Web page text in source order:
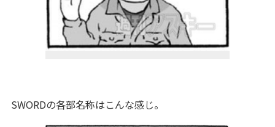
SWORDの各部名称はこんな感じ。